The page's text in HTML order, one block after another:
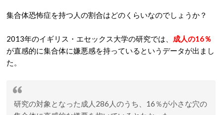
集合体恐怖症を持つ人の割合はどのくらいなのでしょうか？
2013年のイギリス・エセックス大学の研究では、 成人の16％
が直感的に集合体に嫌悪感を持っているというデータが出まし
た。
研究の対象となった成人286人のうち、16％が小さな穴の